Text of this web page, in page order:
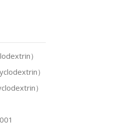
）
）
）